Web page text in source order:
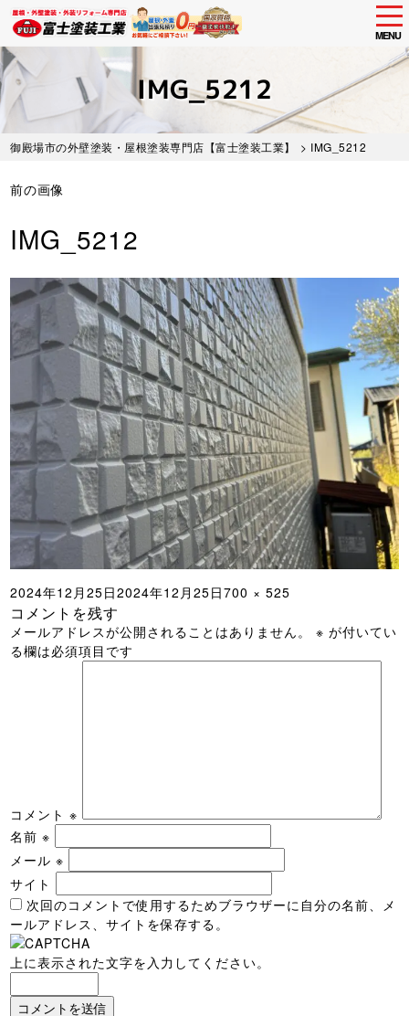
Skip
to
main
content
MENU
IMG_5212
御殿場市の外壁塗装・屋根塗装専門店【富士塗装工業】 > IMG_5212
前の画像
IMG_5212
投
稿
日:
2024年12月25日2024年12月25日フ
サ
700 × 525
コメントを残す
メールアドレスが公開されることはありません。 ※ が付いてい
る欄は必須項目です
コメント※
名前※
メール※
サイト
次回のコメントで使用するためブラウザーに自分の名前、メ
ールアドレス、サイトを保存する。
上に表示された文字を入力してください。